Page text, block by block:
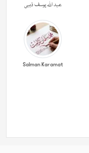
عبد اللہ یوسف ذہبی
Salman Karamat